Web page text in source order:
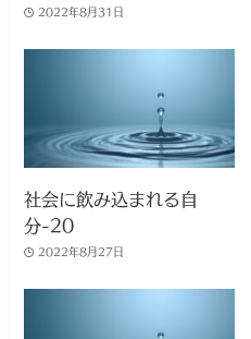
2022年8月31日
社会に飲み込まれる自
分-20
2022年8月27日